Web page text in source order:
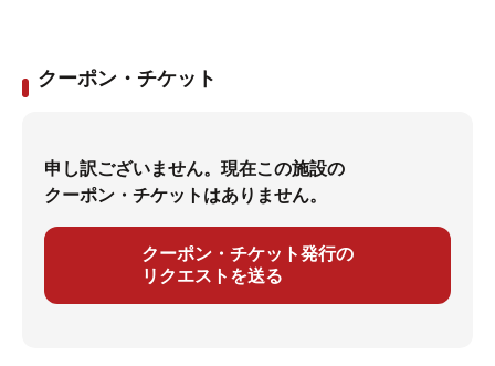
クーポン・チケット
申し訳ございません。現在この施設の
クーポン・チケットはありません。
クーポン・チケット発行の
リクエストを送る